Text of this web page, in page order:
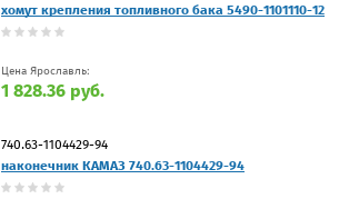
хомут крепления топливного бака 5490-1101110-12
Цена Ярославль:
1 828.36 руб.
740.63-1104429-94
наконечник КАМАЗ 740.63-1104429-94